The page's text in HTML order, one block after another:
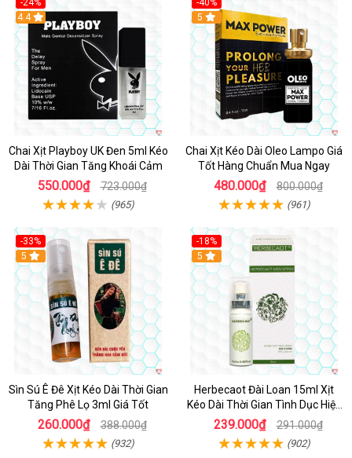
-24%
Hot
4.4
Chai Xịt Playboy UK Đen 5ml Kéo
Dài Thời Gian Tăng Khoái Cảm
550.000₫ 723.000₫
(965)
-40%
5
Chai Xịt Kéo Dài Oleo Lampo Giá
Tốt Hàng Chuẩn Mua Ngay
480.000₫ 800.000₫
(961)
-33%
5
Sìn Sú Ê Đê Xịt Kéo Dài Thời Gian
Tăng Phê Lọ 3ml Giá Tốt
260.000₫ 388.000₫
(932)
-18%
5
Herbecaot Đài Loan 15ml Xịt
Kéo Dài Thời Gian Tình Dục Hiệu
Quả
239.000₫ 291.000₫
(902)